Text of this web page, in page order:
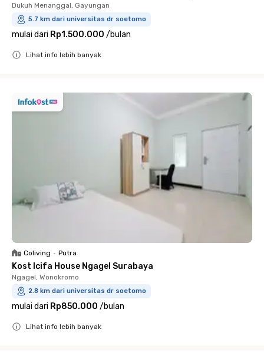
Dukuh Menanggal, Gayungan
5.7 km dari universitas dr soetomo
mulai dari Rp1.500.000 /bulan
Lihat info lebih banyak
Coliving • Putra
Kost Icifa House Ngagel Surabaya
Ngagel, Wonokromo
2.8 km dari universitas dr soetomo
mulai dari Rp850.000 /bulan
Lihat info lebih banyak